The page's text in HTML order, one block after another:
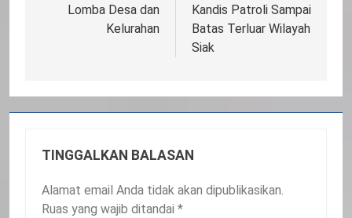
Lomba Desa dan
Kelurahan
Kandis Patroli Sampai
Batas Terluar Wilayah
Siak
TINGGALKAN BALASAN
Alamat email Anda tidak akan dipublikasikan.
Ruas yang wajib ditandai *